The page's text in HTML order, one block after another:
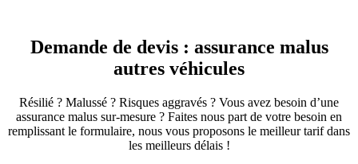
Demande de devis : assurance malus
autres véhicules
Résilié ? Malussé ? Risques aggravés ? Vous avez besoin d’une
assurance malus sur-mesure ? Faites nous part de votre besoin en
remplissant le formulaire, nous vous proposons le meilleur tarif dans
les meilleurs délais !